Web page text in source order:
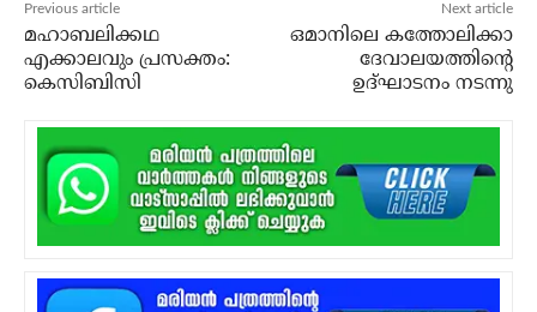
Previous article
മഹാബലിക്കഥ
എക്കാലവും പ്രസക്തം:
കെസിബിസി
Next article
ഒമാനിലെ കത്തോലിക്കാ
ദേവാലയത്തിന്റെ
ഉദ്ഘാടനം നടന്നു